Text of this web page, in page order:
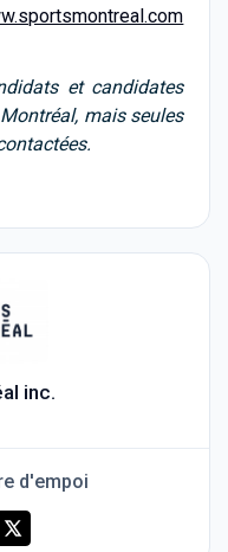
et candidates
mais seules
inc.
d'empoi